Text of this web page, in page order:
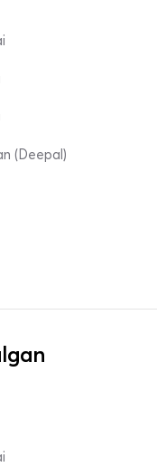
(Deepal)